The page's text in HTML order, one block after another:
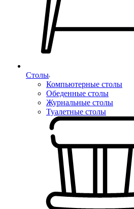
Столы
Компьютерные столы
Обеденные столы
Журнальные столы
Туалетные столы